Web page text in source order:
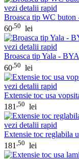
vezi detalii rapid
Broasca tip WC buton
60 ,50 lei
vezi detalii rapid
Broasca tip Yala -
60 ,50 lei
vezi detalii rapid
Extensie toc usa
181 ,50 lei
vezi detalii rapid
Extensie toc reglabila
181 ,50 lei